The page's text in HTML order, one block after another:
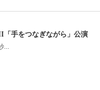
「手をつなぎながら」公演